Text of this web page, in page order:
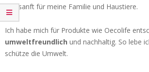
und sanft für meine Familie und Haustiere.
Ich habe mich für Produkte wie Oecolife
umweltfreundlich und nachhaltig. So lebe
schütze die Umwelt.